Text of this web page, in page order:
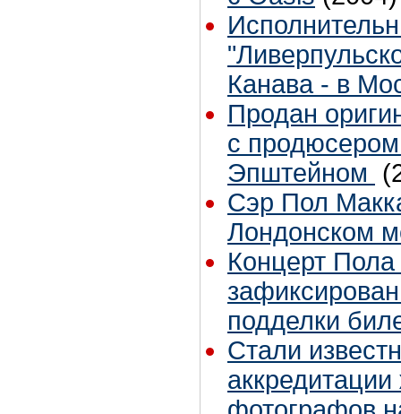
Канава - в
Продан
с
Эпштейном
Сэр Пол
Лондонском
Концерт
подделки
Стали